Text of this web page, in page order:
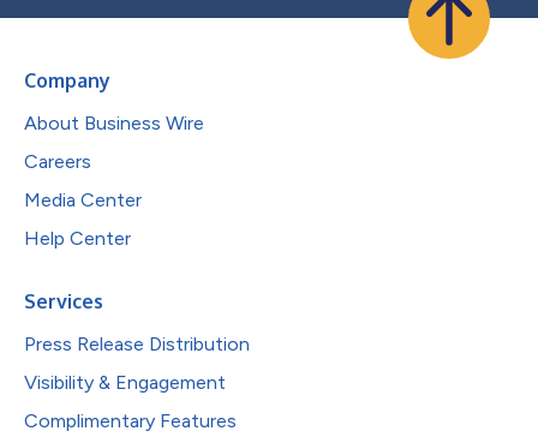
Company
About Business Wire
Careers
Media Center
Help Center
Services
Press Release Distribution
Visibility & Engagement
Complimentary Features